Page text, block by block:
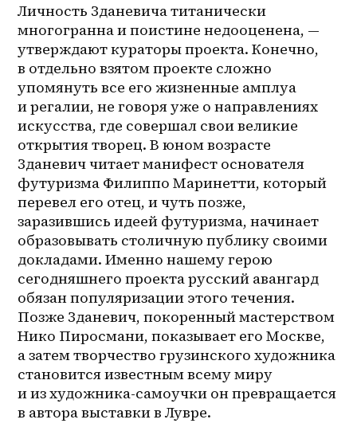
Личность Зданевича титанически
многогранна и поистине недооценена, —
утверждают кураторы проекта. Конечно,
в отдельно взятом проекте сложно
упомянуть все его жизненные амплуа
и регалии, не говоря уже о направлениях
искусства, где совершал свои великие
открытия творец. В юном возрасте
Зданевич читает манифест основателя
футуризма Филиппо Маринетти, который
перевел его отец, и чуть позже,
заразившись идеей футуризма, начинает
образовывать столичную публику своими
докладами. Именно нашему герою
сегодняшнего проекта русский авангард
обязан популяризации этого течения.
Позже Зданевич, покоренный мастерством
Нико Пиросмани, показывает его Москве,
а затем творчество грузинского художника
становится известным всему миру
и из художника-самоучки он превращается
в автора выставки в Лувре.